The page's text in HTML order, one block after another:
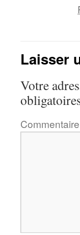
Laisser
Votre
Commentaire